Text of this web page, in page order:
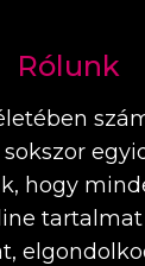
Rólunk
hogy